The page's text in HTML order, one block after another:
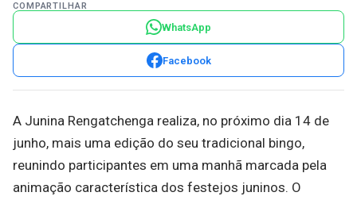
COMPARTILHAR
WhatsApp
Facebook
A Junina Rengatchenga realiza, no próximo dia 14 de
junho, mais uma edição do seu tradicional bingo,
reunindo participantes em uma manhã marcada pela
animação característica dos festejos juninos. O